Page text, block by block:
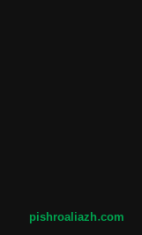
pishroaliazh.com